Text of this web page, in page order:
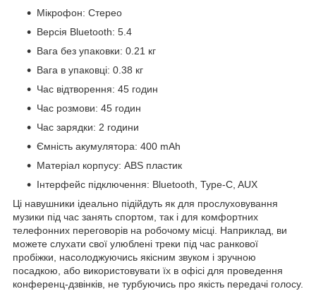
Мікрофон: Стерео
Версія Bluetooth: 5.4
Вага без упаковки: 0.21 кг
Вага в упаковці: 0.38 кг
Час відтворення: 45 годин
Час розмови: 45 годин
Час зарядки: 2 години
Ємність акумулятора: 400 mAh
Матеріал корпусу: ABS пластик
Інтерфейс підключення: Bluetooth, Type-C, AUX
Ці навушники ідеально підійдуть як для прослуховування
музики під час занять спортом, так і для комфортних
телефонних переговорів на робочому місці. Наприклад, ви
можете слухати свої улюблені треки під час ранкової
пробіжки, насолоджуючись якісним звуком і зручною
посадкою, або використовувати їх в офісі для проведення
конференц-дзвінків, не турбуючись про якість передачі голосу.